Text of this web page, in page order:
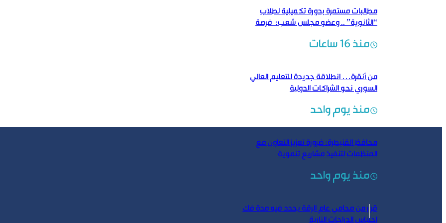
مطالبات مستمرة بدورة تكميلية لطلاب
“الثانوية” .. وعضو مجلس شعب: فرصة
منذ 16 ساعات
من أنقرة… انطلاقة جديدة للتعليم العالي
السوري نحو الشراكات الدولية
منذ يوم واحد
محافظ القنيطرة: ضرورة تعزيز التعاون مع
المنظمات لتنفيذ مشاريع تنموية
منذ يوم واحد
قرار من محامي عام الرقة يحدد فيه مدة فك
احتباس الدراجات النارية